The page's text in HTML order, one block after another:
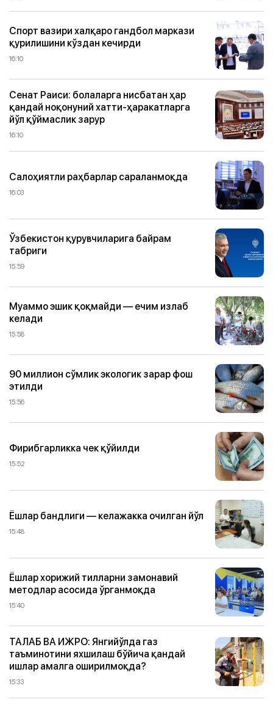
Спорт вазири халқаро гандбол маркази
қурилишини кўздан кечирди
16:10
Сенат Раиси: болаларга нисбатан ҳар
қандай ноқонуний хатти-ҳаракатларга
йўл қўймаслик зарур
16:10
Салоҳиятли раҳбарлар сараланмоқда
16:03
Ўзбекистон қурувчиларига байрам
табриги
15:59
Муаммо эшик қоқмайди — ечим излаб
келади
15:58
90 миллион сўмлик экологик зарар фош
этилди
15:56
Фирибгарликка чек қўйилди
15:52
Ёшлар бандлиги — келажакка очилган йўл
15:48
Ёшлар хорижий тилларни замонавий
методлар асосида ўрганмоқда
15:40
ТАЛАБ ВА ИЖРО: Янгийўлда газ
таъминотини яхшилаш бўйича қандай
ишлар амалга оширилмоқда?
15:33